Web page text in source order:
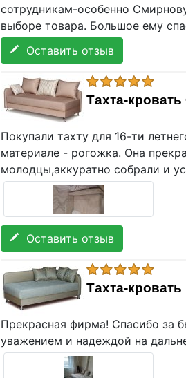
сотрудникам-особенно
выборе товара. Большое ему
Оставить отзыв
Тахта-
Покупали тахту для 16-ти
материале - рогожка. Она
молодцы,аккуратно собрали и
Оставить отзыв
Тахта-
Прекрасная фирма! Спасибо за
уважением и надеждой на